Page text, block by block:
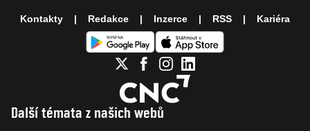
Další témata z našich webů
Kontakty Redakce Inzerce RSS Kariéra